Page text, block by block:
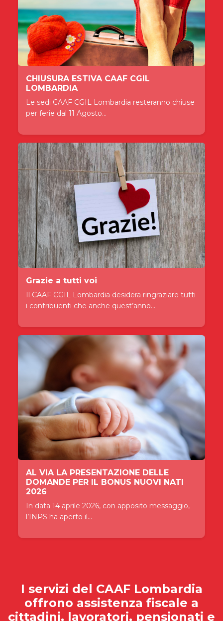
CHIUSURA ESTIVA CAAF CGIL
LOMBARDIA
Le sedi CAAF CGIL Lombardia resteranno chiuse
per ferie dal 11 Agosto...
Grazie a tutti voi
Il CAAF CGIL Lombardia desidera ringraziare tutti
i contribuenti che anche quest’anno...
AL VIA LA PRESENTAZIONE DELLE
DOMANDE PER IL BONUS NUOVI NATI
2026
In data 14 aprile 2026, con apposito messaggio,
l’INPS ha aperto il...
I servizi del CAAF Lombardia
offrono assistenza fiscale a
cittadini, lavoratori, pensionati e